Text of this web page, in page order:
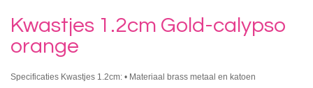
Kwastjes 1.2cm Gold-calypso
orange
Specificaties Kwastjes 1.2cm: • Materiaal brass metaal en katoen